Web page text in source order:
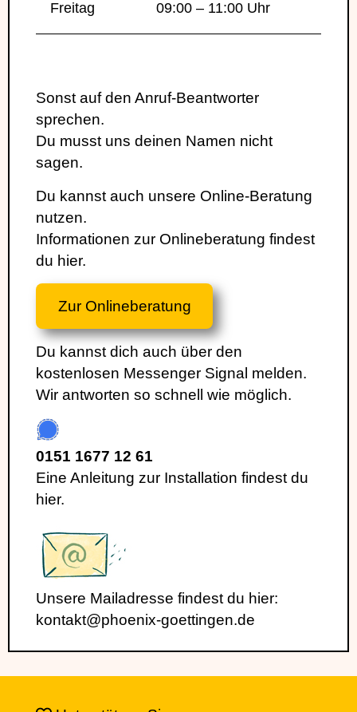
Freitag 09:00 – 11:00 Uhr
Sonst auf den Anruf-Beantworter
sprechen.
Du musst uns deinen Namen nicht
sagen.
Du kannst auch unsere Online-Beratung
nutzen.
Informationen zur Onlineberatung findest
du hier.
Zur Onlineberatung
Du kannst dich auch über den
kostenlosen Messenger Signal melden.
Wir antworten so schnell wie möglich.
0151 1677 12 61
Eine Anleitung zur Installation findest du
hier.
Unsere Mailadresse findest du hier:
kontakt@phoenix-goettingen.de